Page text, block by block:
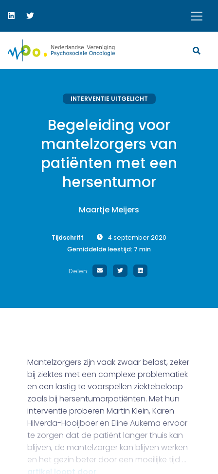
INTERVENTIE UITGELICHT
Begeleiding voor
mantelzorgers van
patiënten met een
hersentumor
Maartje Meijers
Tijdschrift
4 september 2020
Gemiddelde leestijd: 7 min
Delen:
Mantelzorgers zijn vaak zwaar belast, zeker
bij ziektes met een complexe problematiek
en een lastig te voorspellen ziektebeloop
zoals bij hersentumorpatiënten. Met hun
interventie proberen Martin Klein, Karen
Hilverda-Hooijboer en Eline Aukema ervoor
te zorgen dat de patiënt langer thuis kan
blijven, de mantelzorger kan blijven werken
en het gezin beter door een moeilijke tijd …
artikel loopt door